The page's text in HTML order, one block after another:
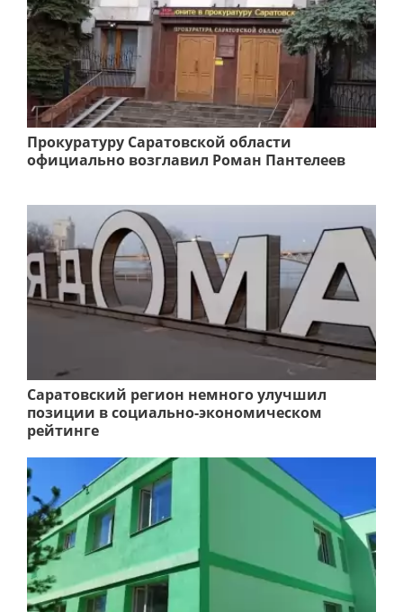
Прокуратуру Саратовской области
официально возглавил Роман Пантелеев
Саратовский регион немного улучшил
позиции в социально-экономическом
рейтинге